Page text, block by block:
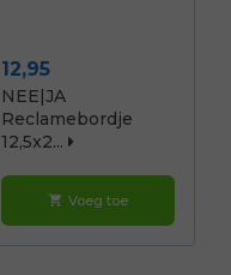
Prijs
12,95
NEE|JA
Reclamebordje
12,5x2...
shopping_cart Voeg toe